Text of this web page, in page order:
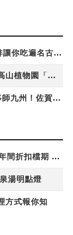
台灣吃不到！和風版KOMEDA咖啡讓你吃遍名古屋在地美食
稀有「飛天白鷺」綻放！神戶六甲高山植物園「鷺草」珍貴現身
220萬人次朝聖「吉卜力展」首度移師九州！佐賀站早鳥平日套票8/10搶先開賣
把握日本PREMIUM OUTLETS®年間折扣檔期 越買越划算
湯明點燈
方式報你知